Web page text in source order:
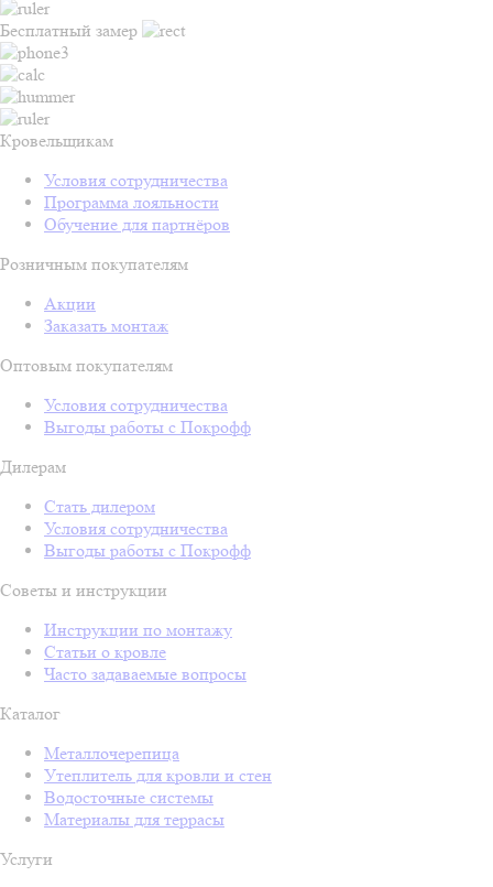
Бесплатный замер
Кровельщикам
Условия сотрудничества
Программа лояльности
Обучение для партнёров
Розничным покупателям
Акции
Заказать монтаж
Оптовым покупателям
Условия сотрудничества
Выгоды работы с Покрофф
Дилерам
Стать дилером
Условия сотрудничества
Выгоды работы с Покрофф
Советы и инструкции
Инструкции по монтажу
Статьи о кровле
Часто задаваемые вопросы
Каталог
Металлочерепица
Утеплитель для кровли и стен
Водосточные системы
Материалы для террасы
Услуги